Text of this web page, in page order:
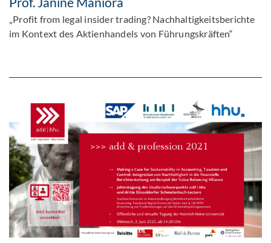
„Profit from legal insider trading? Nachhaltigkeitsberichte
im Kontext des Aktienhandels von Führungskräften“